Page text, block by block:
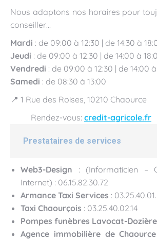
Nous adaptons nos horaires pour
conseiller…
Mardi : de 09:00 à 12:30 | de 14:30 à
Jeudi : de 09:00 à 12:30 | de 14:00 à
Vendredi : de 09:00 à 12:30 | de 14:00
Samedi : de 08:30 à 13:00
📍 1 Rue des Roises, 10210 Chaource
Rendez-vous: credit-agricole.fr
Prestataires de services
Web3-Design : (Informaticien –
Internet) : 06.15.82.30.72
Armance Taxi Services :
Taxi Chaourçois : 03.25.40.02.14
Pompes funèbres Lavocat-
Agence immobilière de